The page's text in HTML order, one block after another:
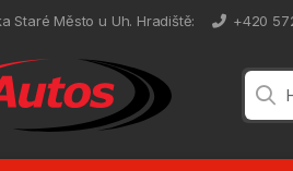
Staré Město u Uh. Hradiště: +420